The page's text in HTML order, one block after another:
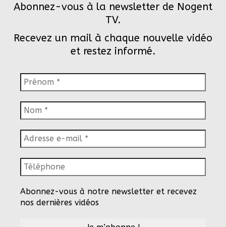
Abonnez-vous à la newsletter de Nogent
TV.
Recevez un mail à chaque nouvelle vidéo
et restez informé.
Abonnez-vous à notre newsletter et recevez
nos dernières vidéos